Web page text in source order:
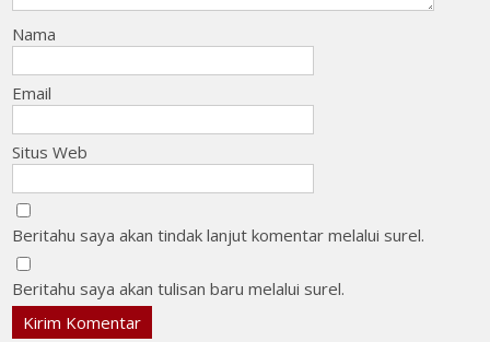
Nama
Email
Situs Web
Beritahu saya akan tindak lanjut komentar melalui surel.
Beritahu saya akan tulisan baru melalui surel.